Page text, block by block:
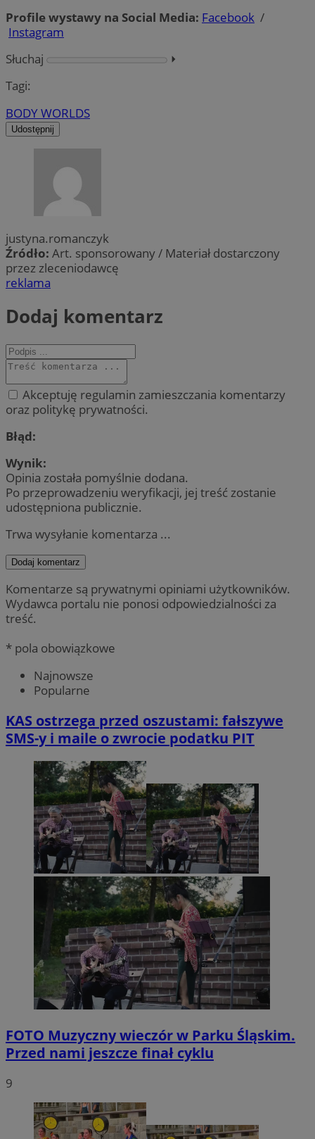
Profile wystawy na Social Media: Facebook /
Instagram
Słuchaj
⏵︎
Tagi:
BODY WORLDS
Udostępnij
justyna.romanczyk
Źródło: Art. sponsorowany / Materiał dostarczony
przez zleceniodawcę
reklama
Dodaj komentarz
Akceptuję regulamin zamieszczania komentarzy
oraz politykę prywatności.
Błąd:
Wynik:
Opinia została pomyślnie dodana.
Po przeprowadzeniu weryfikacji, jej treść zostanie
udostępniona publicznie.
Trwa wysyłanie komentarza ...
Dodaj komentarz
Komentarze są prywatnymi opiniami użytkowników.
Wydawca portalu nie ponosi odpowiedzialności za
treść.
* pola obowiązkowe
Najnowsze
Popularne
KAS ostrzega przed oszustami: fałszywe
SMS-y i maile o zwrocie podatku PIT
FOTO Muzyczny wieczór w Parku Śląskim.
Przed nami jeszcze finał cyklu
9